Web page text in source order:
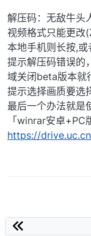
解压码：无敌牛头
视频格式只能更改
本地手机则长按,
提示解压码错误的
域关闭beta版本就
提示选择画质要选
最后一个办法就是
「winrar安卓
https://